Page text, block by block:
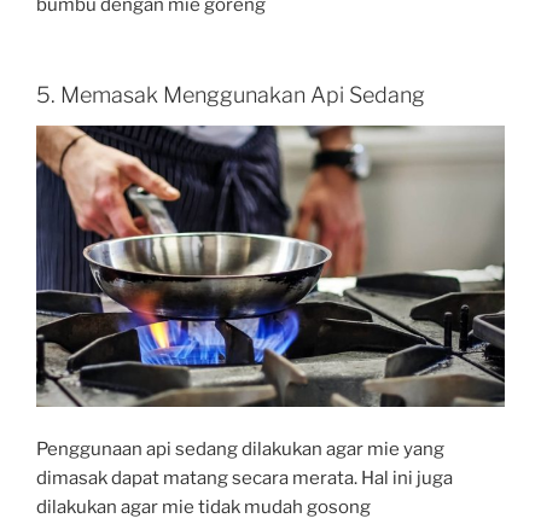
bumbu dengan mie goreng
5. Memasak Menggunakan Api Sedang
Penggunaan api sedang dilakukan agar mie yang
dimasak dapat matang secara merata. Hal ini juga
dilakukan agar mie tidak mudah gosong